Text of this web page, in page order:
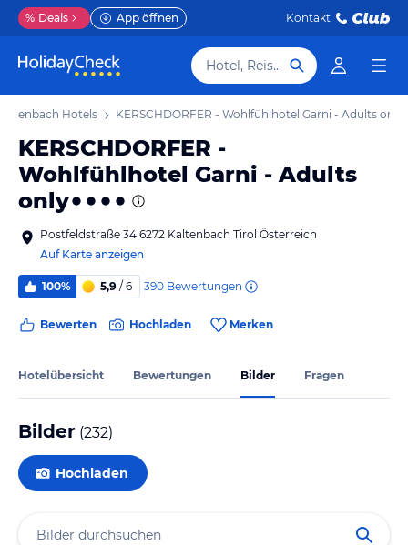
% Deals App öffnen Kontakt
Hotel, Reiseziel
Hotels KERSCHDORFER - Wohlfühlhotel Garni - Adults only
KERSCHDORFER -
Wohlfühlhotel Garni - Adults
only
Postfeldstraße 34 6272 Kaltenbach Tirol Österreich
Auf Karte anzeigen
100% 5,9 / 6 390 Bewertungen
Bewerten Hochladen Merken
Hotelübersicht Bewertungen Bilder Fragen
Bilder (232)
Hochladen